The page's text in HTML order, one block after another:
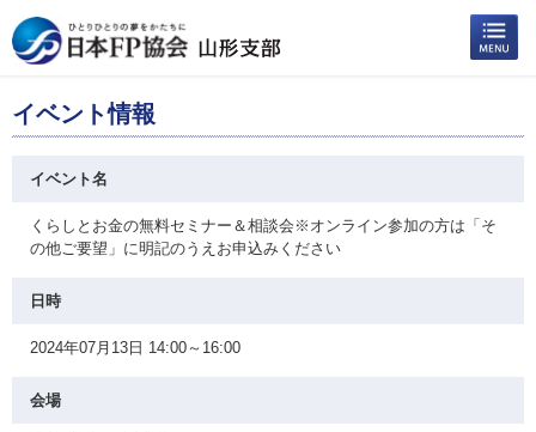
イベント情報
イベント名
くらしとお金の無料セミナー＆相談会※オンライン参加の方は「そ
の他ご要望」に明記のうえお申込みください
日時
2024年07月13日 14:00～16:00
会場